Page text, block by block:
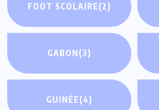
FOOT SCOLAIRE(2)
GABON(3)
GUINÉE(4)